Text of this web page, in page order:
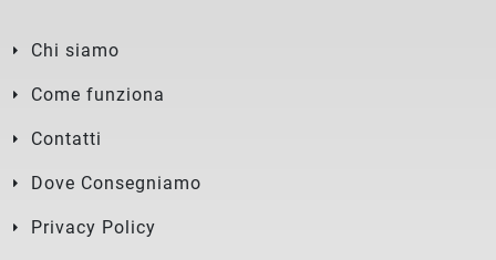
Chi siamo
Come funziona
Contatti
Dove Consegniamo
Privacy Policy